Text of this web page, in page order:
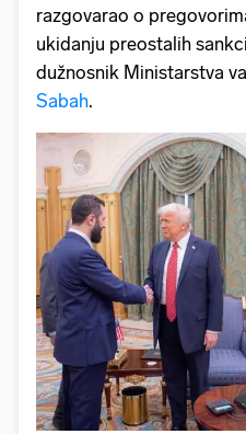
razgovarao o
ukidanju preostalih
dužnosnik Ministarstva
Sabah.